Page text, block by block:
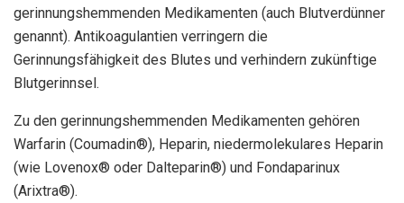
gerinnungshemmenden Medikamenten (auch Blutverdünner
genannt). Antikoagulantien verringern die
Gerinnungsfähigkeit des Blutes und verhindern zukünftige
Blutgerinnsel.
Zu den gerinnungshemmenden Medikamenten gehören
Warfarin (Coumadin®), Heparin, niedermolekulares Heparin
(wie Lovenox® oder Dalteparin®) und Fondaparinux
(Arixtra®).